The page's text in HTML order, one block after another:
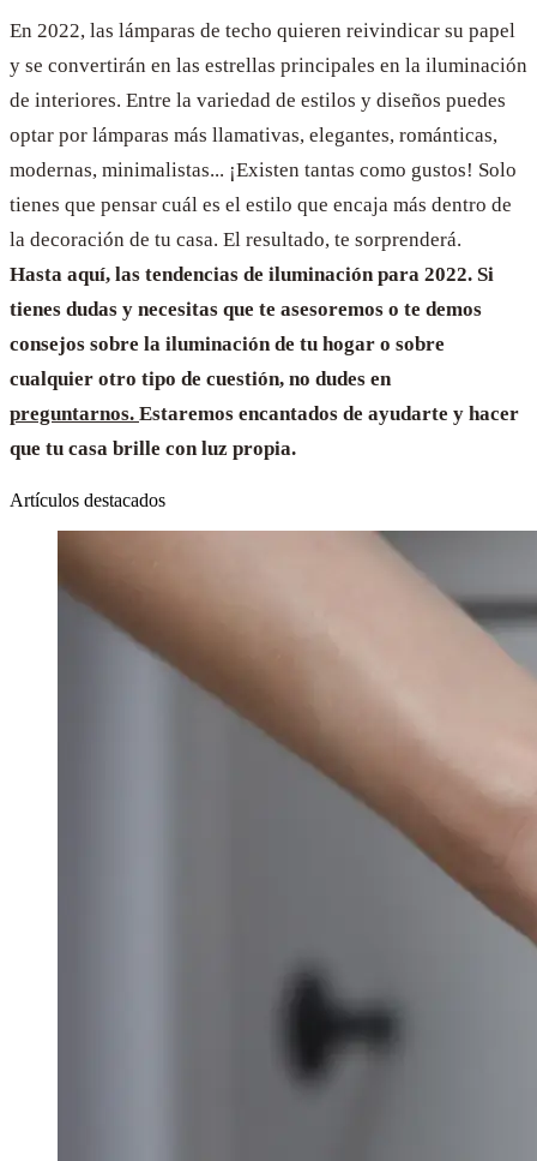
En 2022, las lámparas de techo quieren reivindicar su papel
y se convertirán en las estrellas principales en la iluminación
de interiores. Entre la variedad de estilos y diseños puedes
optar por lámparas más llamativas, elegantes, románticas,
modernas, minimalistas... ¡Existen tantas como gustos! Solo
tienes que pensar cuál es el estilo que encaja más dentro de
la decoración de tu casa. El resultado, te sorprenderá.
Hasta aquí, las tendencias de iluminación para 2022. Si
tienes dudas y necesitas que te asesoremos o te demos
consejos sobre la iluminación de tu hogar o sobre
cualquier otro tipo de cuestión, no dudes en
preguntarnos. Estaremos encantados de ayudarte y hacer
que tu casa brille con luz propia.
Artículos destacados